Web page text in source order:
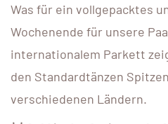
Was für ein vollgepacktes
Wochenende für unsere
internationalem Parkett
den Standardtänzen
verschiedenen Ländern.